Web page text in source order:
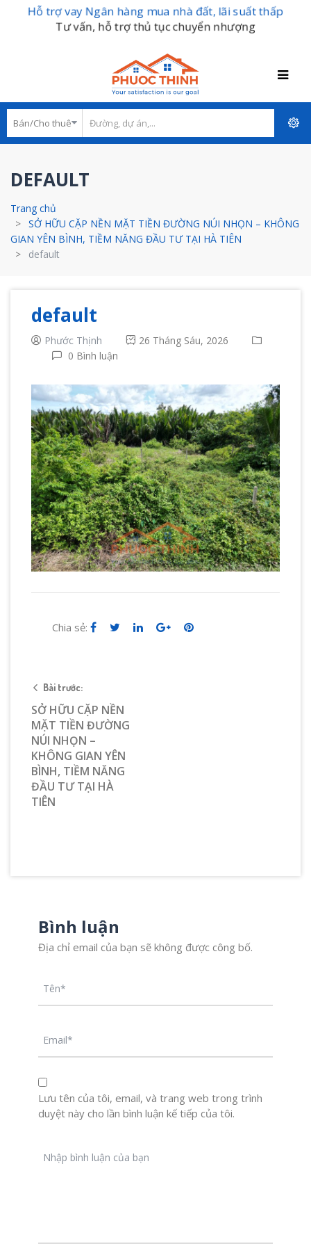
Hỗ trợ vay Ngân hàng mua nhà đất, lãi suất thấp
Tư vấn, hỗ trợ thủ tục chuyển nhượng
DEFAULT
Trang chủ
SỞ HỮU CẶP NỀN MẶT TIỀN ĐƯỜNG NÚI NHỌN – KHÔNG
GIAN YÊN BÌNH, TIỀM NĂNG ĐẦU TƯ TẠI HÀ TIÊN
default
default
Phước Thịnh
26 Tháng Sáu, 2026
0 Bình luận
Chia sẻ:
Bài trước:
SỞ HỮU CẶP NỀN
MẶT TIỀN ĐƯỜNG
NÚI NHỌN –
KHÔNG GIAN YÊN
BÌNH, TIỀM NĂNG
ĐẦU TƯ TẠI HÀ
TIÊN
Bình luận
Địa chỉ email của bạn sẽ không được công bố.
Lưu tên của tôi, email, và trang web trong trình
duyệt này cho lần bình luận kế tiếp của tôi.